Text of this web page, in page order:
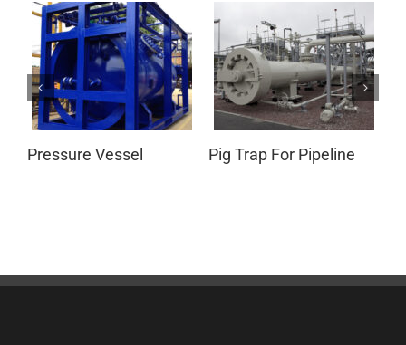
Pressure Vessel Pig Trap For Pipeline